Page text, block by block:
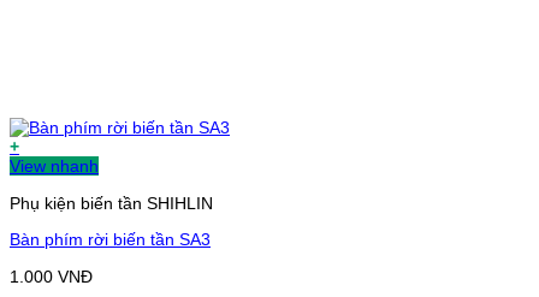
+
View nhanh
Phụ kiện biến tần SHIHLIN
Bàn phím rời biến tần SA3
1.000 VNĐ